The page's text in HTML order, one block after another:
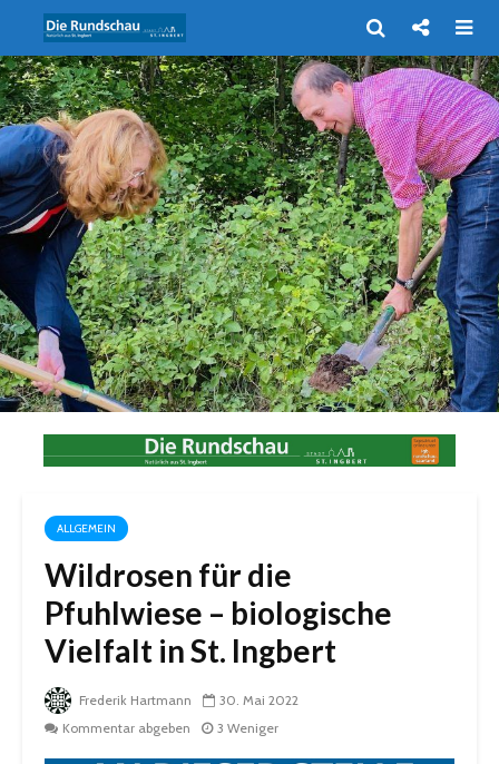
ALLGEMEIN
Wildrosen für die
Pfuhlwiese – biologische
Vielfalt in St. Ingbert
Frederik Hartmann
30. Mai 2022
Kommentar abgeben
3 Weniger